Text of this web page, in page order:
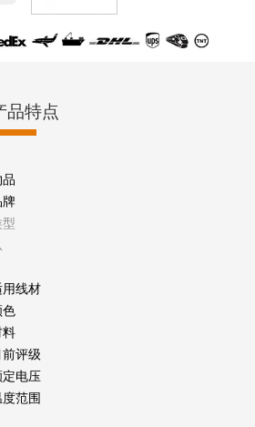
品特点
品
牌
型
用线材
色
料
前评级
定电压
度范围